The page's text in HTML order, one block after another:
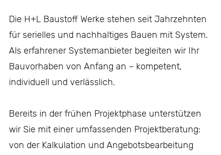
Die H+L Baustoff Werke stehen seit Jahrzehnten
für serielles und nachhaltiges Bauen mit System.
Als erfahrener Systemanbieter begleiten wir Ihr
Bauvorhaben von Anfang an – kompetent,
individuell und verlässlich.
Bereits in der frühen Projektphase unterstützen
wir Sie mit einer umfassenden Projektberatung:
von der Kalkulation und Angebotsbearbeitung